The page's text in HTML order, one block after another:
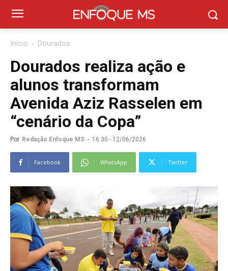
Início Dourados
Dourados realiza ação e
alunos transformam
Avenida Aziz Rasselen em
“cenário da Copa”
Por Redação Enfoque MS - 16:30 - 12/06/2026
Facebook WhatsApp Twitter